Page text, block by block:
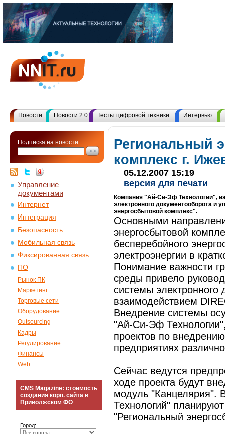
Новости Новости 2.0 Тесты цифровой техники Интервью
Подписка на новости:
Управление
документами
Интернет
Интеграция
Безопасность
Мобильная связь
Фиксированная связь
ПО
Рынок ПК
Маркетинг
Торговые сети
Оборудование
Outsourcing
Кадры
Регулирование
Финансы
Web
CMS Magazine: стоимость
создания корп. сайта в
Приволжском ФО
Город:
Региональный
комплекс г.
05.12.2007 15:19
версия для печати
Компания "Ай-Си-Эф Технологии",
электронного документооборота и
энергосбытовой комплекс".
Основными
энергосбытовой
бесперебойного
электроэнергии в
Понимание важности
среды привело
системы электронного
взаимодействием
Внедрение системы
"Ай-Си-Эф
проектов по
предприятиях
Сейчас ведутся
ходе проекта будут
модуль "Канцелярия".
Технологий"
"Региональный